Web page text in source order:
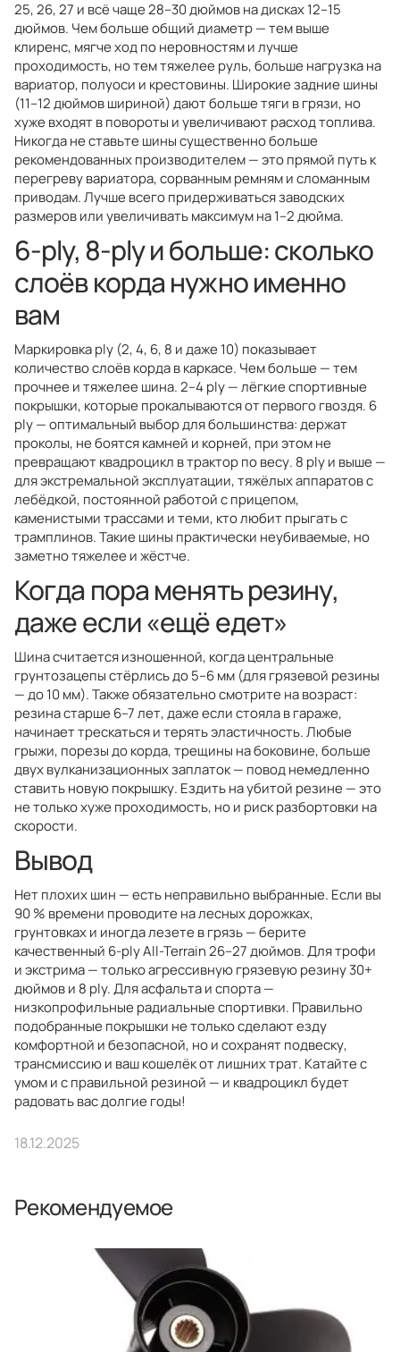
25, 26, 27 и всё чаще 28–30 дюймов на дисках 12–15
дюймов. Чем больше общий диаметр — тем выше
клиренс, мягче ход по неровностям и лучше
проходимость, но тем тяжелее руль, больше нагрузка на
вариатор, полуоси и крестовины. Широкие задние шины
(11–12 дюймов шириной) дают больше тяги в грязи, но
хуже входят в повороты и увеличивают расход топлива.
Никогда не ставьте шины существенно больше
рекомендованных производителем — это прямой путь к
перегреву вариатора, сорванным ремням и сломанным
приводам. Лучше всего придерживаться заводских
размеров или увеличивать максимум на 1–2 дюйма.
6-ply, 8-ply и больше: сколько
слоёв корда нужно именно
вам
Маркировка ply (2, 4, 6, 8 и даже 10) показывает
количество слоёв корда в каркасе. Чем больше — тем
прочнее и тяжелее шина. 2–4 ply — лёгкие спортивные
покрышки, которые прокалываются от первого гвоздя. 6
ply — оптимальный выбор для большинства: держат
проколы, не боятся камней и корней, при этом не
превращают квадроцикл в трактор по весу. 8 ply и выше —
для экстремальной эксплуатации, тяжёлых аппаратов с
лебёдкой, постоянной работой с прицепом,
каменистыми трассами и теми, кто любит прыгать с
трамплинов. Такие шины практически неубиваемые, но
заметно тяжелее и жёстче.
Когда пора менять резину,
даже если «ещё едет»
Шина считается изношенной, когда центральные
грунтозацепы стёрлись до 5–6 мм (для грязевой резины
— до 10 мм). Также обязательно смотрите на возраст:
резина старше 6–7 лет, даже если стояла в гараже,
начинает трескаться и терять эластичность. Любые
грыжи, порезы до корда, трещины на боковине, больше
двух вулканизационных заплаток — повод немедленно
ставить новую покрышку. Ездить на убитой резине — это
не только хуже проходимость, но и риск разбортовки на
скорости.
Вывод
Нет плохих шин — есть неправильно выбранные. Если вы
90 % времени проводите на лесных дорожках,
грунтовках и иногда лезете в грязь — берите
качественный 6-ply All-Terrain 26–27 дюймов. Для трофи
и экстрима — только агрессивную грязевую резину 30+
дюймов и 8 ply. Для асфальта и спорта —
низкопрофильные радиальные спортивки. Правильно
подобранные покрышки не только сделают езду
комфортной и безопасной, но и сохранят подвеску,
трансмиссию и ваш кошелёк от лишних трат. Катайте с
умом и с правильной резиной — и квадроцикл будет
радовать вас долгие годы!
18.12.2025
Рекомендуемое